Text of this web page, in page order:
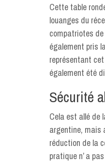
Cette table
louanges du
compatriotes
également pris
représentant
également été
Sécurité
Cela est allé de
argentine, mais
réduction de la
pratique n’ a